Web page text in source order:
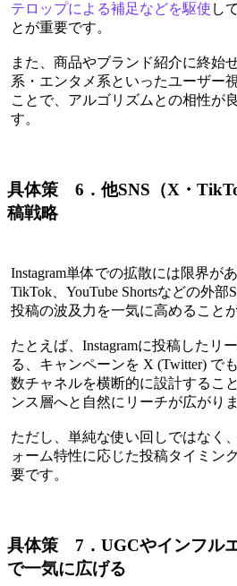
テロップによる補足などを駆使 し
とが重要です。
また、商品やブランド紹介に終始
系・エンタメ系といったユーザー
ことで、アルゴリズムとの相性が
す。
具体策 6．他SNS（X・
稿戦略
Instagram単体での拡散には限界が
TikTok、YouTube Shortsなどの外部
投稿の波及力を一気に高めること
たとえば、Instagramに投稿したリ
る、キャンペーンを X (Twitter) で
数チャネルを横断的に設計するこ
ンス層へと自然にリーチが広がりま
ただし、単純な使い回しではなく
ォーム特性に応じた投稿タイミン
要です。
具体策 7．UGCやインフル
で一気に広げる